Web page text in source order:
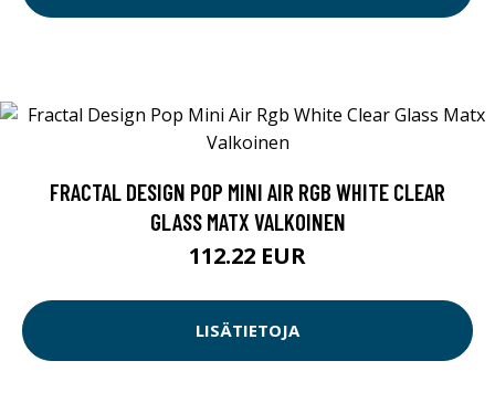
FRACTAL DESIGN POP MINI AIR RGB WHITE CLEAR
GLASS MATX VALKOINEN
112.22 EUR
LISÄTIETOJA